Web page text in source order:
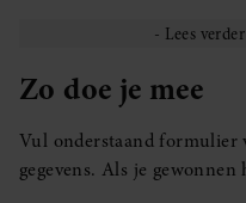
Zo doe je mee
Vul onderstaand
gegevens. Als je